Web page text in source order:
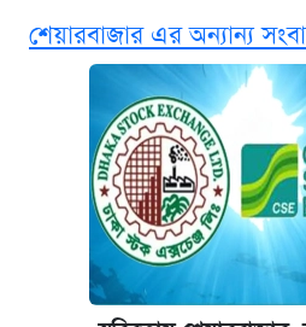
বিনামূল্যে এআই প্রশিক্ষণ,
দেশের বাজারে ফের বেড়েছে
ঢাবির সূর্যসেন হলে
আটক
শেয়ারবাজার এর অন্যান্য